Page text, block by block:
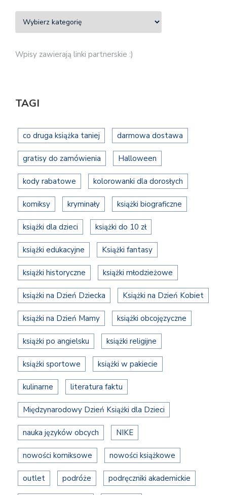
Wpisy zawierają linki partnerskie :)
TAGI
co druga książka taniej darmowa dostawa
gratisy do zamówienia Halloween
kody rabatowe kolorowanki dla dorosłych
komiksy kryminały książki biograficzne
książki dla dzieci książki do 10 zł
książki edukacyjne Książki fantasy
książki historyczne książki młodzieżowe
książki na Dzień Dziecka Książki na Dzień Kobiet
książki na Dzień Mamy książki obcojęzyczne
książki po angielsku książki religijne
książki sportowe książki w pakiecie
kulinarne literatura faktu
Międzynarodowy Dzień Książki dla Dzieci
nauka języków obcych NIKE
nowości komiksowe nowości książkowe
outlet podróże podręczniki akademickie